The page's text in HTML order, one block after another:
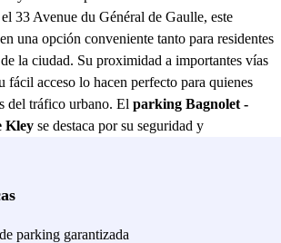
33 Avenue du Général de Gaulle, este
una opción conveniente tanto para residentes
la ciudad. Su proximidad a importantes vías
fácil acceso lo hacen perfecto para quienes
del tráfico urbano. El parking Bagnolet -
Kley se destaca por su seguridad y
de aparcamiento que facilitan el
y el mantenimiento constante aseguran que
parking garantizada